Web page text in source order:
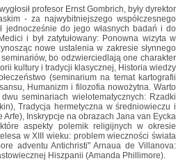
profesor Ernst Gombrich, były dyrektor
- za najwybitniejszego współczesnego
jednocześnie do jego własnych badań i do
i był zatytułowany: Ponowna wizyta w
nowe ustalenia w zakresie słynnego
bo odzwierciedlają one charakter
kultury i tradycji klasycznej, Historia wiedzy
(seminarium na temat kartografii
Humanizm i filozofia nowożytna. Warto
seminariach wielotematycznych: Rzadki
Tradycja hermetyczna w średniowieczu i
Inskrypcje na obrazach Jana van Eycka
aspekty polemik religijnych w okresie
w XIII wieku: problem wieczności świata
adventu Antichristi" Arnaua de Villanova:
Hiszpanii (Amanda Phillimore).